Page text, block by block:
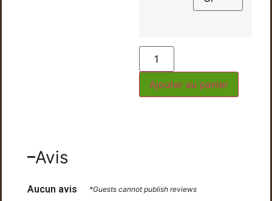
Ajouter au panier
Avis
Aucun avis *Guests cannot publish reviews